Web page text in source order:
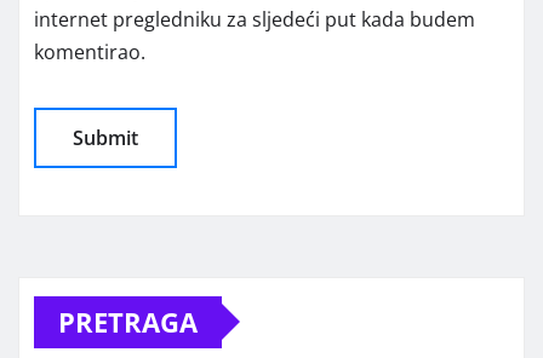
internet pregledniku za sljedeći put kada budem
komentirao.
PRETRAGA